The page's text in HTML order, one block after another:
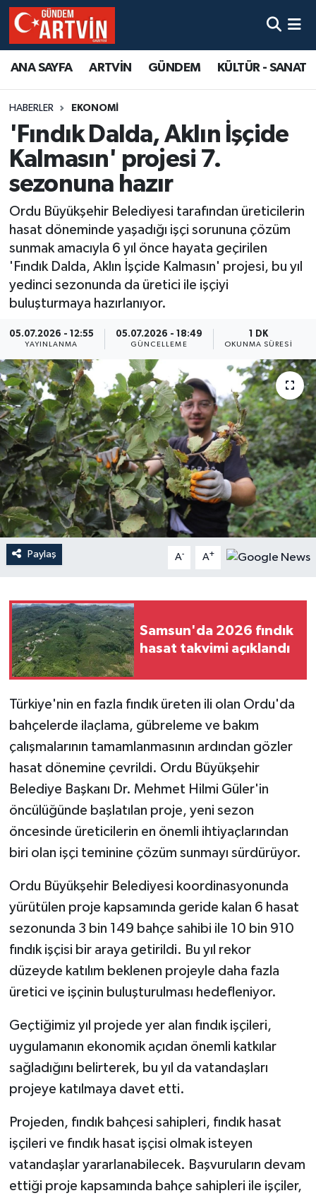
ANA SAYFA ARTVİN GÜNDEM KÜLTÜR - SANAT
HABERLER EKONOMİ
'Fındık Dalda, Aklın İşçide
Kalmasın' projesi 7.
sezonuna hazır
Ordu Büyükşehir Belediyesi tarafından üreticilerin
hasat döneminde yaşadığı işçi sorununa çözüm
sunmak amacıyla 6 yıl önce hayata geçirilen
'Fındık Dalda, Aklın İşçide Kalmasın' projesi, bu yıl
yedinci sezonunda da üretici ile işçiyi
buluşturmaya hazırlanıyor.
05.07.2026 - 12:55
YAYINLANMA
05.07.2026 - 18:49
GÜNCELLEME
1 DK
OKUNMA SÜRESI
Paylaş A- A+
Samsun'da 2026 fındık
hasat takvimi açıklandı
Türkiye'nin en fazla fındık üreten ili olan Ordu'da
bahçelerde ilaçlama, gübreleme ve bakım
çalışmalarının tamamlanmasının ardından gözler
hasat dönemine çevrildi. Ordu Büyükşehir
Belediye Başkanı Dr. Mehmet Hilmi Güler'in
öncülüğünde başlatılan proje, yeni sezon
öncesinde üreticilerin en önemli ihtiyaçlarından
biri olan işçi teminine çözüm sunmayı sürdürüyor.
Ordu Büyükşehir Belediyesi koordinasyonunda
yürütülen proje kapsamında geride kalan 6 hasat
sezonunda 3 bin 149 bahçe sahibi ile 10 bin 910
fındık işçisi bir araya getirildi. Bu yıl rekor
düzeyde katılım beklenen projeyle daha fazla
üretici ve işçinin buluşturulması hedefleniyor.
Geçtiğimiz yıl projede yer alan fındık işçileri,
uygulamanın ekonomik açıdan önemli katkılar
sağladığını belirterek, bu yıl da vatandaşları
projeye katılmaya davet etti.
Projeden, fındık bahçesi sahipleri, fındık hasat
işçileri ve fındık hasat işçisi olmak isteyen
vatandaşlar yararlanabilecek. Başvuruların devam
ettiği proje kapsamında bahçe sahipleri ile işçiler,